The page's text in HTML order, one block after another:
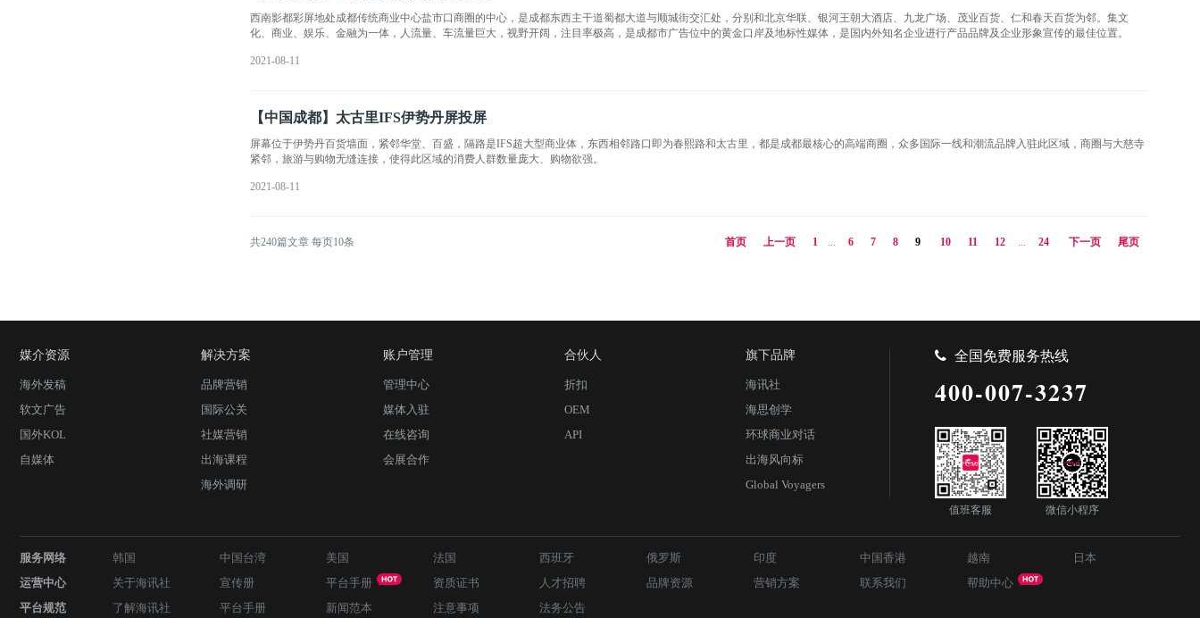
西南影都彩屏地处成都传统商业中心盐市口商圈的中心，是成都东西主干道蜀都大道与顺城街交汇处，分别和北京华联、银河王朝大酒店、九龙广场、茂业百货、仁和春天百货为邻。集文
化、商业、娱乐、金融为一体，人流量、车流量巨大，视野开阔，注目率极高，是成都市广告位中的黄金口岸及地标性媒体，是国内外知名企业进行产品品牌及企业形象宣传的最佳位置。
2021-08-11
【中国成都】太古里IFS伊势丹屏投屏
屏幕位于伊势丹百货墙面，紧邻华堂、百盛，隔路是IFS超大型商业体，东西相邻路口即为春熙路和太古里，都是成都最核心的高端商圈，众多国际一线和潮流品牌入驻此区域，商圈与大慈寺
紧邻，旅游与购物无缝连接，使得此区域的消费人群数量庞大、购物欲强。
2021-08-11
共240篇文章 每页10条 首页 上一页 1 ... 6 7 8 9 10 11 12 ... 24 下一页 尾页
媒介资源
海外发稿
软文广告
国外KOL
自媒体
解决方案
品牌营销
国际公关
社媒营销
出海课程
海外调研
账户管理
管理中心
媒体入驻
在线咨询
会展合作
合伙人
折扣
OEM
API
旗下品牌
海讯社
海思创学
环球商业对话
出海风向标
Global Voyagers
全国免费服务热线
400-007-3237
值班客服 微信小程序
服务网络 韩国 中国台湾 美国 法国 西班牙 俄罗斯 印度 中国香港 越南
日本
运营中心
关于海讯社 宣传册 平台手册 资质证书 人才招聘 品牌资源 营销方案 联系我们
帮助中心
平台规范
了解海讯社 平台手册 新闻范本 注意事项 法务公告